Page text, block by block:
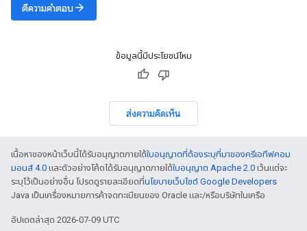
ตีความคำตอบarrow_forward
ข้อมูลนี้มีประโยชน์ไหม
ส่งความคิดเห็น
เนื้อหาของหน้าเว็บนี้ได้รับอนุญาตภายใต้ใบอนุญาตที่ต้องระบุที่มาของครีเอทีฟคอม
มอนส์ 4.0 และตัวอย่างโค้ดได้รับอนุญาตภายใต้ใบอนุญาต Apache 2.0 เว้นแต่จะ
ระบุไว้เป็นอย่างอื่น โปรดดูรายละเอียดที่นโยบายเว็บไซต์ Google Developers
Java เป็นเครื่องหมายการค้าจดทะเบียนของ Oracle และ/หรือบริษัทในเครือ
อัปเดตล่าสุด 2026-07-09 UTC